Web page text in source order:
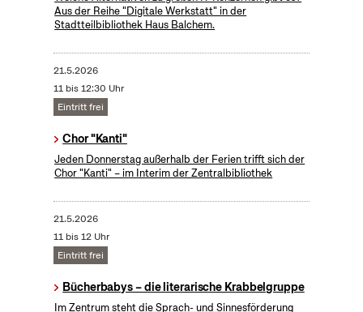
Aus der Reihe "Digitale Werkstatt" in der
Stadtteilbibliothek Haus Balchem.
21.5.2026
11 bis 12:30 Uhr
Eintritt frei
Chor "Kanti"
Jeden Donnerstag außerhalb der Ferien trifft sich der
Chor "Kanti" – im Interim der Zentralbibliothek
21.5.2026
11 bis 12 Uhr
Eintritt frei
Bücherbabys – die literarische Krabbelgruppe
Im Zentrum steht die Sprach- und Sinnesförderung